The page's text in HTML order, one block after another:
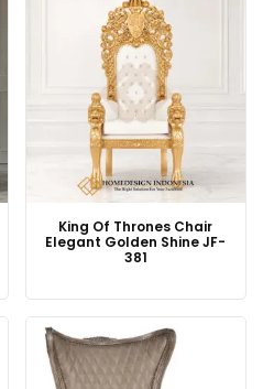
King Of Thrones Chair
Elegant Golden Shine JF-
381